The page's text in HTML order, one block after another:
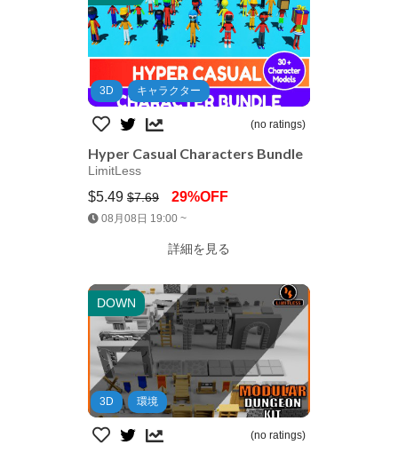
3D キャラクター
(no ratings)
Hyper Casual Characters Bundle
LimitLess
$5.49 $7.69 29%OFF
08月08日 19:00 ~
詳細を見る
DOWN
Jump AssetStore
3D 環境
(no ratings)